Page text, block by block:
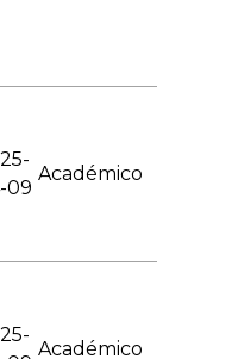
09
Académico
Académico